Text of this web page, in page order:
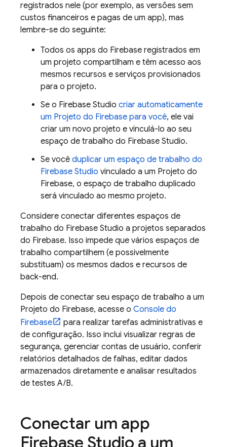
registrados nele (por exemplo, as versões sem
custos financeiros e pagas de um app), mas
lembre-se do seguinte:
Todos os apps do Firebase registrados em
um projeto compartilham e têm acesso aos
mesmos recursos e serviços provisionados
para o projeto.
Se o Firebase Studio criar automaticamente
um Projeto do Firebase para você, ele vai
criar um novo projeto e vinculá-lo ao seu
espaço de trabalho do Firebase Studio.
Se você duplicar um espaço de trabalho do
Firebase Studio vinculado a um Projeto do
Firebase, o espaço de trabalho duplicado
será vinculado ao mesmo projeto.
Considere conectar diferentes espaços de
trabalho do Firebase Studio a projetos separados
do Firebase. Isso impede que vários espaços de
trabalho compartilhem (e possivelmente
substituam) os mesmos dados e recursos de
back-end.
Depois de conectar seu espaço de trabalho a um
Projeto do Firebase, acesse o Console do
Firebase
para realizar tarefas administrativas e
de configuração. Isso inclui visualizar regras de
segurança, gerenciar contas de usuário, conferir
relatórios detalhados de falhas, editar dados
armazenados diretamente e analisar resultados
de testes A/B.
Conectar um app
Firebase Studio a um